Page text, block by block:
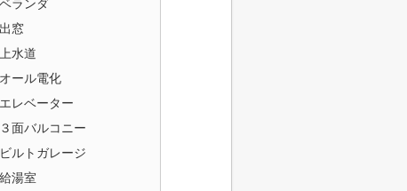
ベランダ
出窓
上水道
オール電化
エレベーター
３面バルコニー
ビルトガレージ
給湯室